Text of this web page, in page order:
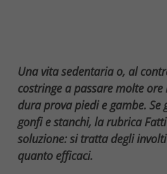
Una vita sedentaria o, al
costringe a passare molte
dura prova piedi e gambe.
gonfi e stanchi, la rubrica
soluzione: si tratta degli
quanto efficaci.